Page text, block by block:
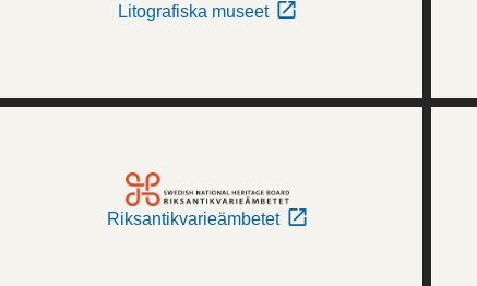
Litografiska museet
Riksantikvarieämbetet